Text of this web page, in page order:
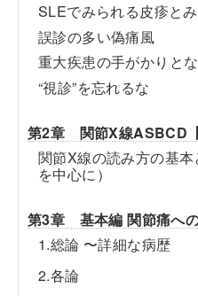
SLEでみられる皮疹と
誤診の多い偽痛風
重大疾患の手がかりと
“視診”を忘れるな
第2章 関節X線ASBCD【
関節X線の読み方の基
を中心に）
第3章 基本編 関節痛への
1.総論 〜詳細な病歴
2.各論